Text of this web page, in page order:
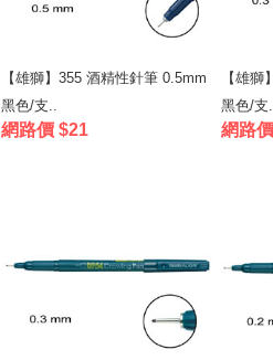
【雄獅】355 酒精性針筆 0.5mm
黑色/支..
網路價 $21
【雄
黑色/支
網路